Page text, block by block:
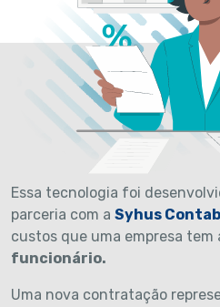
Essa tecnologia foi
parceria com a Syhus
custos que uma empresa tem
funcionário.
Uma nova contratação